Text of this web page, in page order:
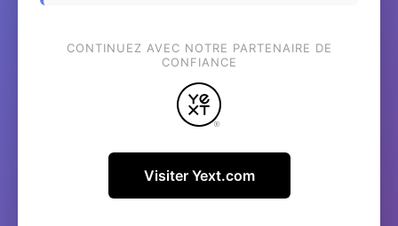
CONTINUEZ AVEC NOTRE PARTENAIRE DE
CONFIANCE
Visiter Yext.com